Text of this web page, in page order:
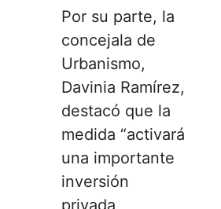
Por su parte, la
concejala de
Urbanismo,
Davinia Ramírez,
destacó que la
medida “activará
una importante
inversión